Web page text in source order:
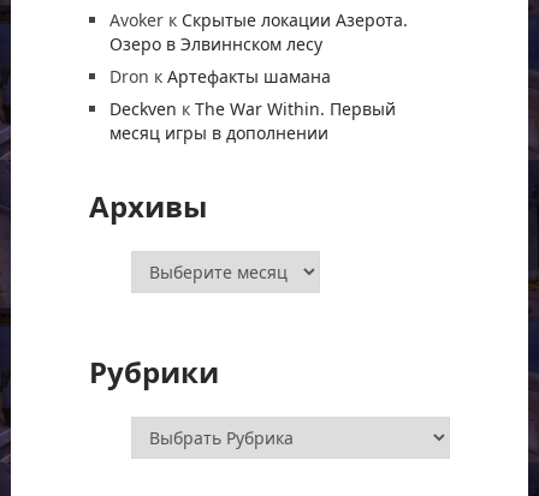
Avokerк Скрытые локации Азерота.
Озеро в Элвиннском лесу
Dron к Артефакты шамана
Deckven к The War Within. Первый
месяц игры в дополнении
Архивы
Архивы
Рубрики
Рубрики